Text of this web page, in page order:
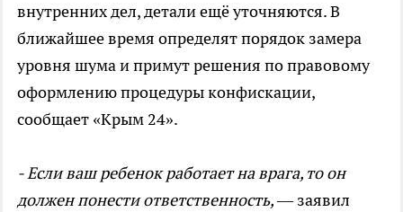
внутренних дел, детали ещё уточняются. В
ближайшее время определят порядок замера
уровня шума и примут решения по правовому
оформлению процедуры конфискации,
сообщает «Крым 24».
- Если ваш ребенок работает на врага, то он
должен понести ответственность,— заявил